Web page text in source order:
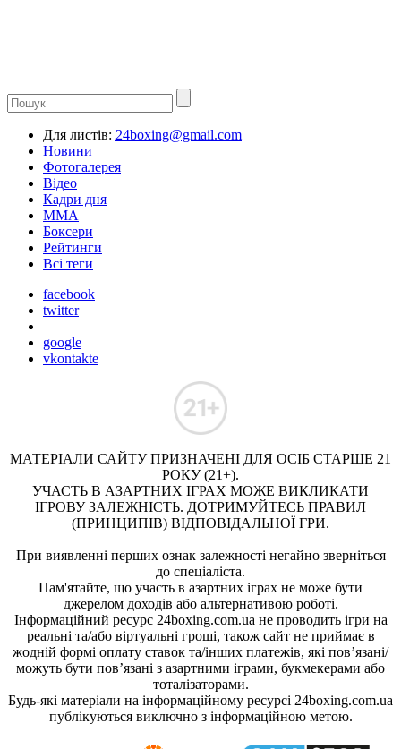
Для листів: 24boxing@gmail.com
Новини
Фотогалерея
Відео
Кадри дня
ММА
Боксери
Рейтинги
Всі теги
facebook
twitter
google
vkontakte
МАТЕРІАЛИ САЙТУ ПРИЗНАЧЕНІ ДЛЯ ОСІБ СТАРШЕ 21
РОКУ (21+).
УЧАСТЬ В АЗАРТНИХ ІГРАХ МОЖЕ ВИКЛИКАТИ
ІГРОВУ ЗАЛЕЖНІСТЬ. ДОТРИМУЙТЕСЬ ПРАВИЛ
(ПРИНЦИПІВ) ВІДПОВІДАЛЬНОЇ ГРИ.
При виявленні перших ознак залежності негайно зверніться
до спеціаліста.
Пам'ятайте, що участь в азартних іграх не може бути
джерелом доходів або альтернативою роботі.
Інформаційний ресурс 24boxing.com.ua не проводить ігри на
реальні та/або віртуальні гроші, також сайт не приймає в
жодній формі оплату ставок та/інших платежів, які пов’язані/
можуть бути пов’язані з азартними іграми, букмекерами або
тоталізаторами.
Будь-які матеріали на інформаційному ресурсі 24boxing.com.ua
публікуються виключно з інформаційною метою.